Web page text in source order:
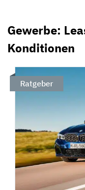
Gewerbe:
Konditionen
Ratgeber